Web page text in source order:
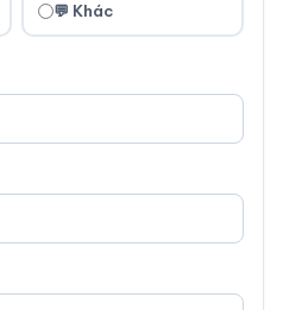
💬 Khác